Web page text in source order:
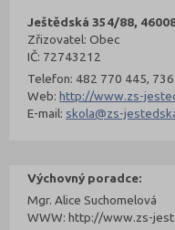
Ještědská 354/88,
Zřizovatel: Obec
IČ: 72743212
Telefon: 482 770 445,
Web:http://www.zs-
E-mail: skola@zs-
Výchovný poradce:
Mgr. Alice Suchomelová
WWW: http://www.zs-